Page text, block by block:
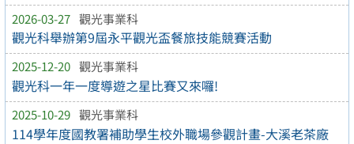
2026-03-27 觀光事業科
觀光科舉辦第9屆永平觀光盃餐旅技能競賽活動
2025-12-20 觀光事業科
觀光科一年一度導遊之星比賽又來囉!
2025-10-29 觀光事業科
114學年度國教署補助學生校外職場參觀計畫-大溪老茶廠